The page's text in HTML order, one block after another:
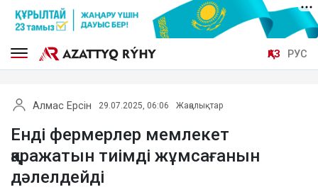
ҚАЗ РУС
Алмас Ерсін 29.07.2025, 06:06 Жаңалықтар
Енді фермерлер мемлекет
қаражатын тиімді жұмсағанын
дәлелдейді